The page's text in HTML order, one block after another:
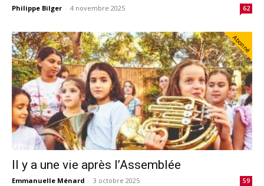
Philippe Bilger - 4 novembre 2025 62
Abonné
Il y a une vie après l’Assemblée
Emmanuelle Ménard - 3 octobre 2025 59